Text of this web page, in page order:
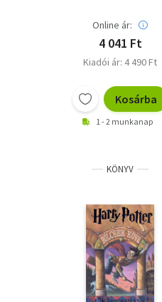
Online ár:
4 041 Ft
Kiadói ár: 4 490 Ft
Kosárba
1 - 2 munkanap
KÖNYV